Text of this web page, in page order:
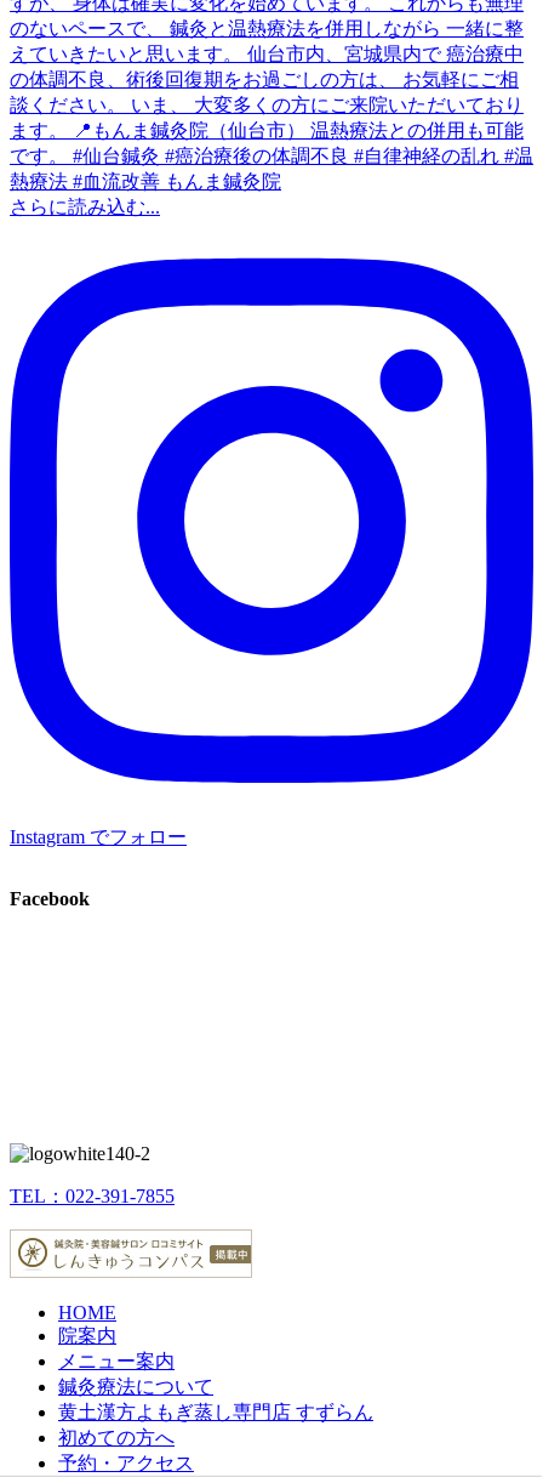
さらに読み込む...
Instagram でフォロー
Facebook
TEL：022-391-7855
HOME
院案内
メニュー案内
鍼灸療法について
黄土漢方よもぎ蒸し専門店 すずらん
初めての方へ
予約・アクセス